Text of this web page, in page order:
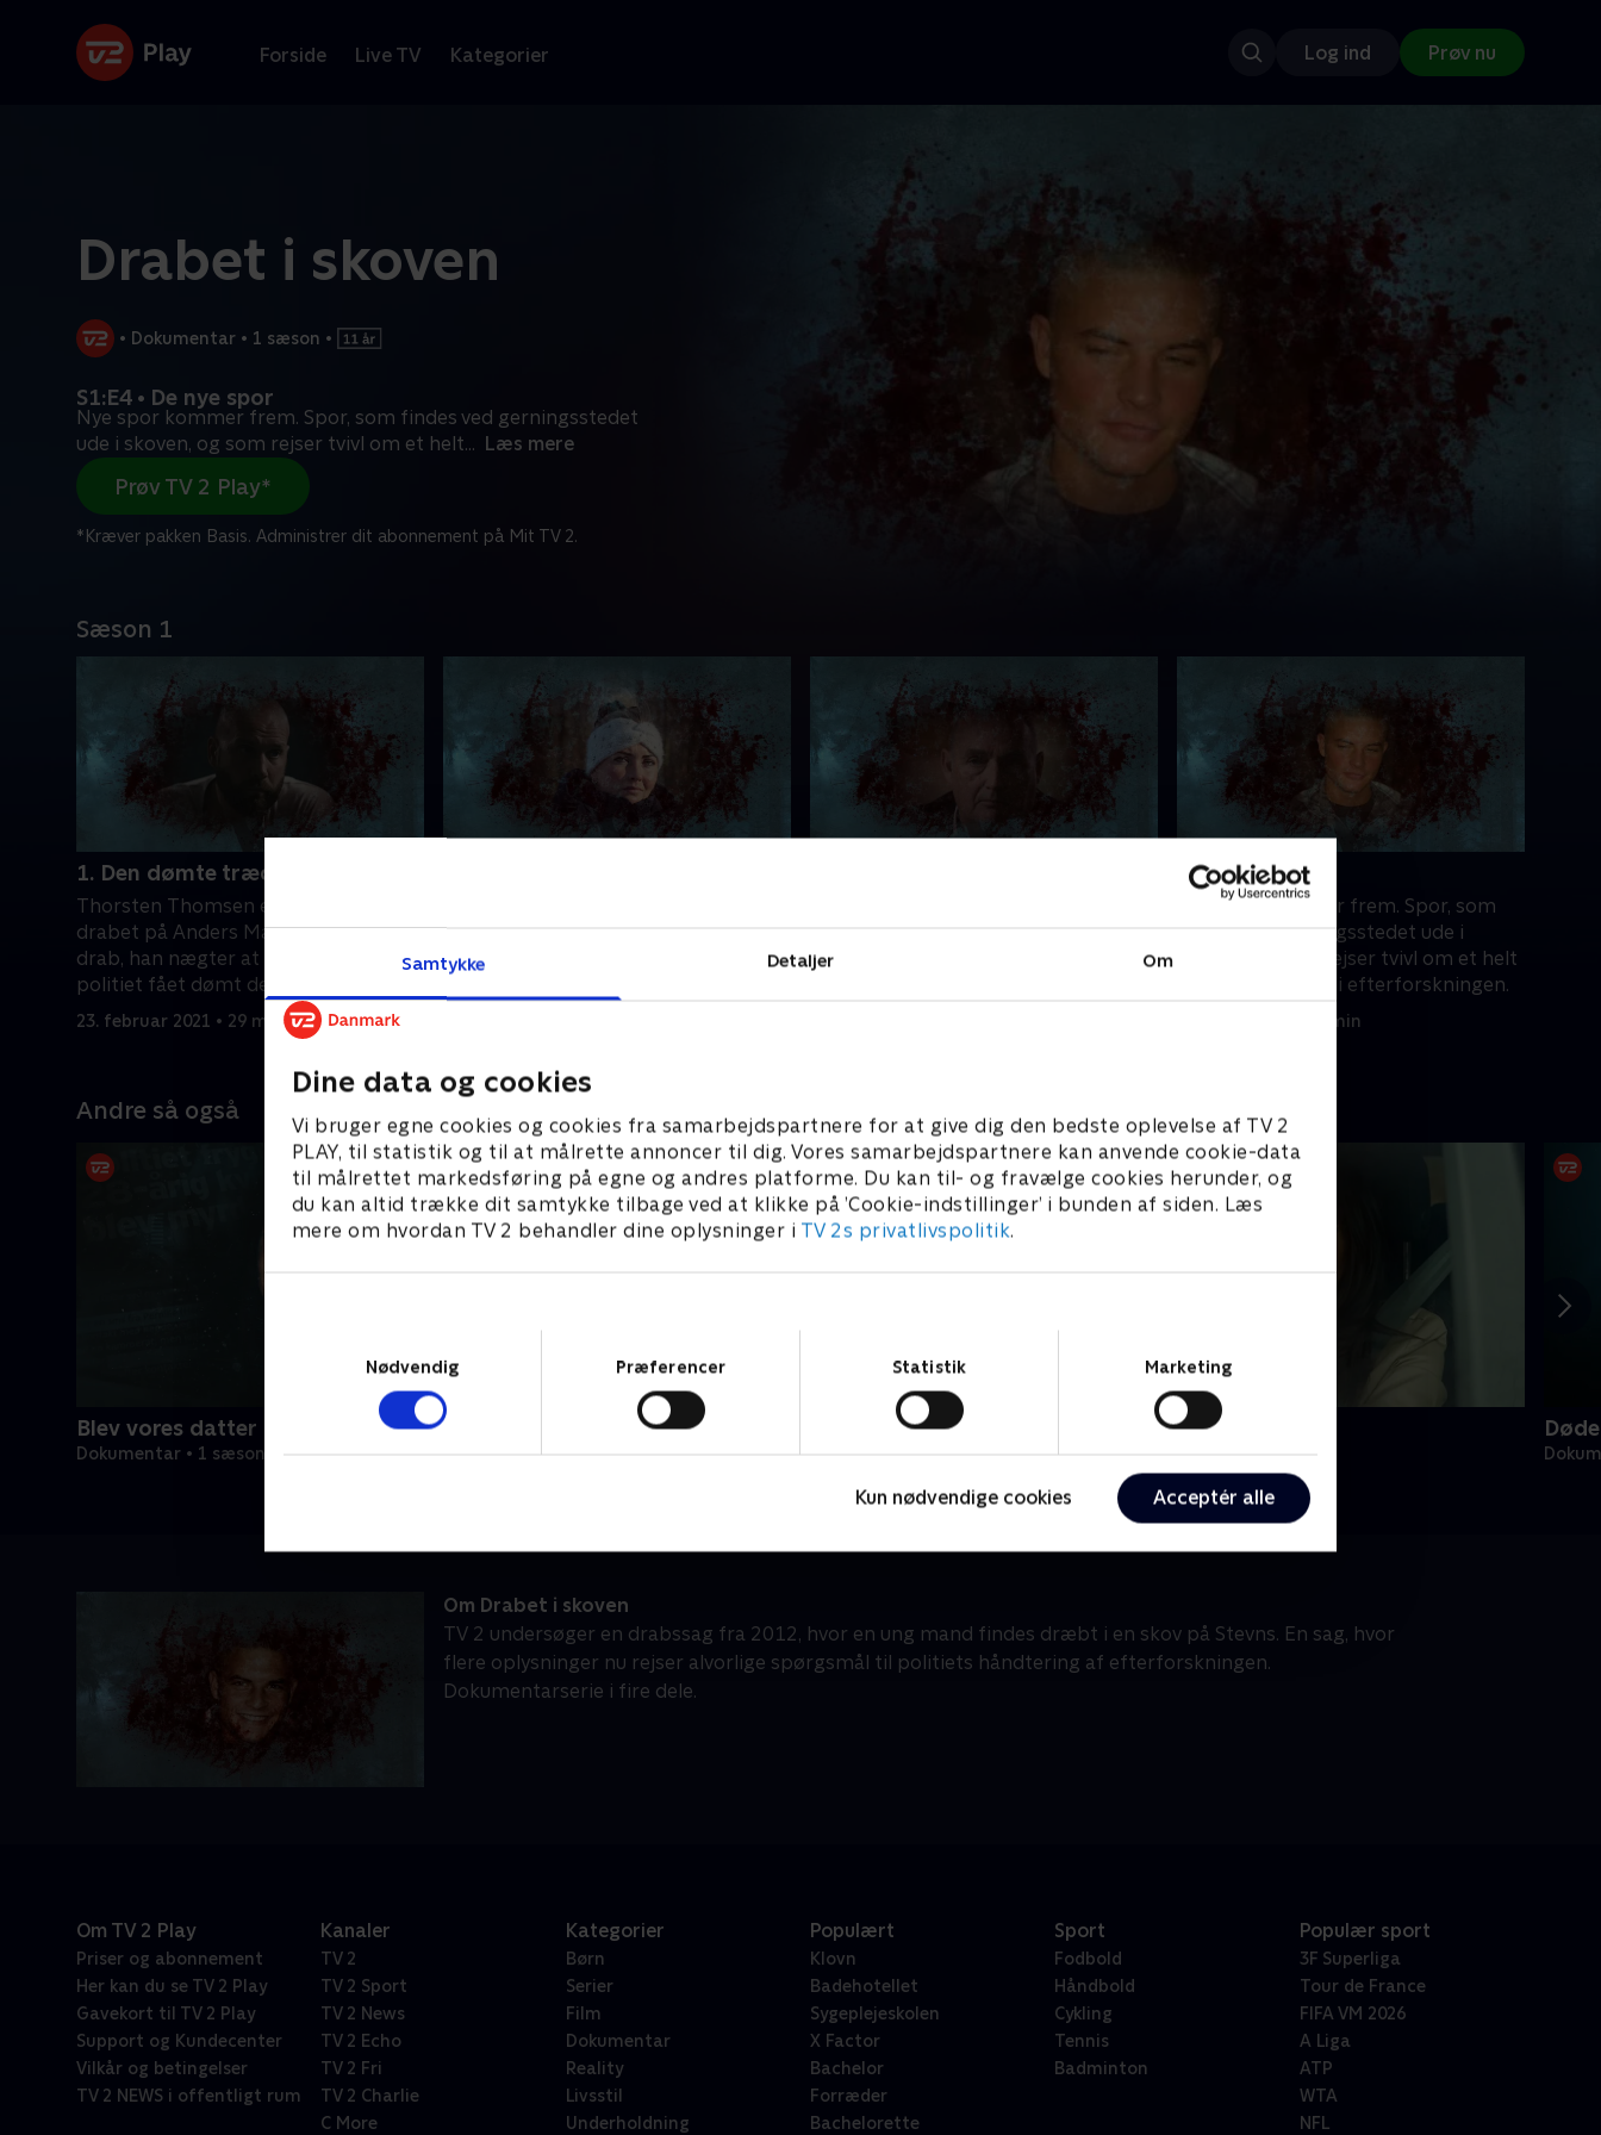
Samtykke Detaljer Om
Dine data og cookies
Vi bruger egne cookies og cookies fra samarbejdspartnere for at give dig den bedste oplevelse af TV 2
PLAY, til statistik og til at målrette annoncer til dig. Vores samarbejdspartnere kan anvende cookie-data
til målrettet markedsføring på egne og andres platforme. Du kan til- og fravælge cookies herunder, og
du kan altid trække dit samtykke tilbage ved at klikke på ’Cookie-indstillinger’ i bunden af siden. Læs
mere om hvordan TV 2 behandler dine oplysninger i TV 2s privatlivspolitik.
Nødvendig
Præferencer Statistik Marketing
Kun nødvendige cookies Acceptér alle
Forside Live TV Kategorier Log ind Prøv nu
Drabet i skoven
• Dokumentar • 1 sæson •
S1:E4 • De nye spor
Nye spor kommer frem. Spor, som findes ved gerningsstedet
ude i skoven, og som rejser tvivl om et helt... Læs mere
Prøv TV 2 Play*
*Kræver pakken Basis. Administrer dit abonnement på Mit TV 2.
Sæson 1
1. Den dømte træder frem
Thorsten Thomsen er dømt for
drabet på Anders Mark Hansen. Et
drab, han nægter at have begået. Har
politiet fået dømt den forkerte
mand?
23. februar 2021 • 29 min
savner svar. En gennemgang af
kronvidnet Ronni Elgs forklaring viser,
Hvorfor skulle han dø? Var det et
4. De nye spor
Nye spor kommer frem. Spor, som
findes ved gerningsstedet ude i
skoven, og som rejser tvivl om et helt
afgørende punkt i efterforskningen.
9. marts 2021 • 29 min
Andre så også
Blev vores datter myrdet?
Dokumentar • 1 sæsoner
Rejseholdet - jagten på en morder Det næsten perfekte drab
Dokumentar • 1 sæsoner
Om Drabet i skoven
TV 2 undersøger en drabssag fra 2012, hvor en ung mand findes dræbt i en skov på Stevns. En sag, hvor
flere oplysninger nu rejser alvorlige spørgsmål til politiets håndtering af efterforskningen.
Dokumentarserie i fire dele.
Om TV 2 Play
Priser og abonnement
Her kan du se TV 2 Play
Gavekort til TV 2 Play
Support og Kundecenter
Vilkår og betingelser
TV 2 NEWS i offentligt rum
Kanaler
TV 2
TV 2 Sport
TV 2 News
TV 2 Echo
TV 2 Fri
TV 2 Charlie
C More
Kategorier
Børn
Serier
Film
Dokumentar
Reality
Livsstil
Underholdning
Populært
Klovn
Badehotellet
Sygeplejeskolen
X Factor
Bachelor
Forræder
Bachelorette
Sport
Fodbold
Håndbold
Cykling
Tennis
Badminton
Populær sport
3F Superliga
Tour de France
FIFA VM 2026
A Liga
ATP
WTA
NFL